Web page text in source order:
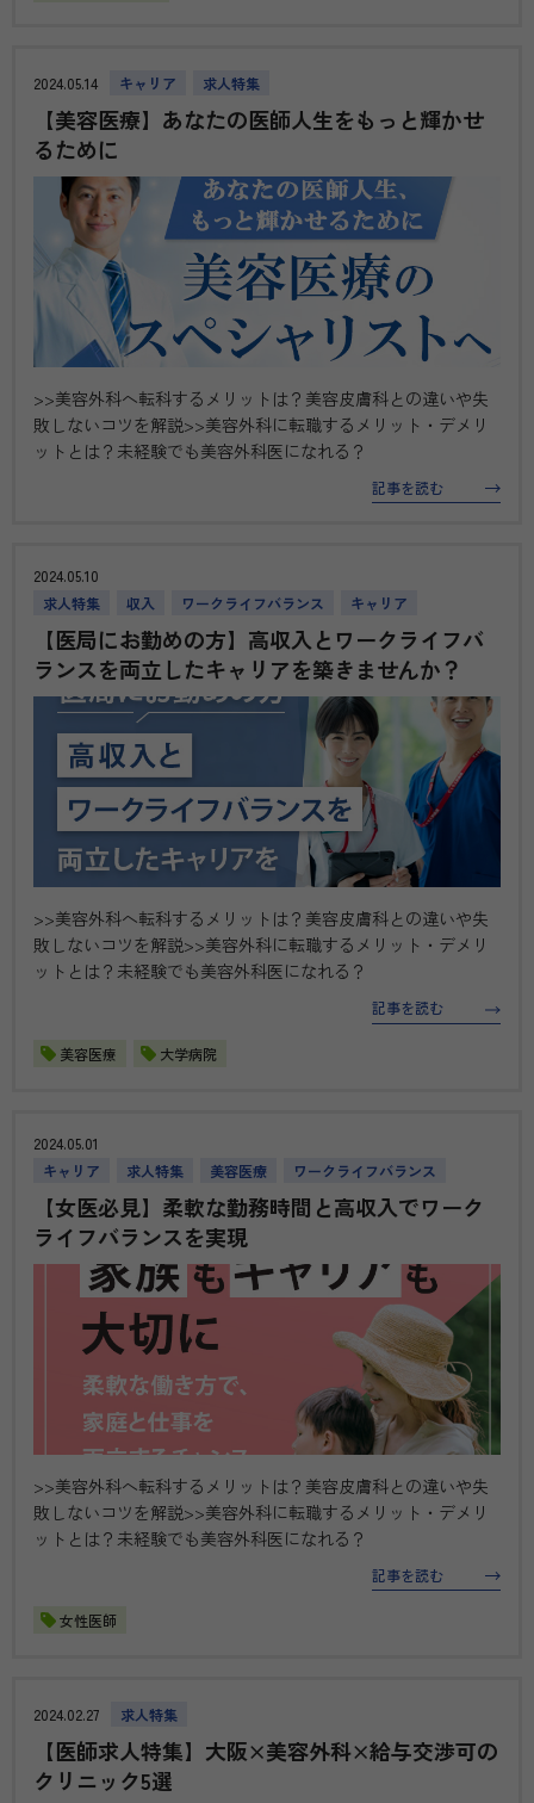
2024.05.14 キャリア 求人特集
【美容医療】あなたの医師人生をもっと輝かせ
るために
>>美容外科へ転科するメリットは？美容皮膚科との違いや失
敗しないコツを解説>>美容外科に転職するメリット・デメリ
ットとは？未経験でも美容外科医になれる？
記事を読む
2024.05.10
求人特集
収入 ワークライフバランス キャリア
【医局にお勤めの方】高収入とワークライフバ
ランスを両立したキャリアを築きませんか？
>>美容外科へ転科するメリットは？美容皮膚科との違いや失
敗しないコツを解説>>美容外科に転職するメリット・デメリ
ットとは？未経験でも美容外科医になれる？
記事を読む
美容医療 大学病院
2024.05.01
キャリア
求人特集 美容医療 ワークライフバランス
【女医必見】柔軟な勤務時間と高収入でワーク
ライフバランスを実現
>>美容外科へ転科するメリットは？美容皮膚科との違いや失
敗しないコツを解説>>美容外科に転職するメリット・デメリ
ットとは？未経験でも美容外科医になれる？
記事を読む
女性医師
2024.02.27 求人特集
【医師求人特集】大阪×美容外科×給与交渉可の
クリニック5選